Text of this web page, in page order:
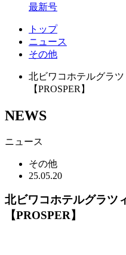
最新号
トップ
ニュース
その他
北ビワコホテルグラ
【PROSPER】
NEWS
ニュース
その他
25.05.20
北ビワコホテルグラツ
【PROSPER】